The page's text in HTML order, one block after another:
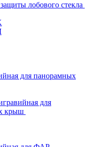
лобового стекла
для панорамных
для
крыш